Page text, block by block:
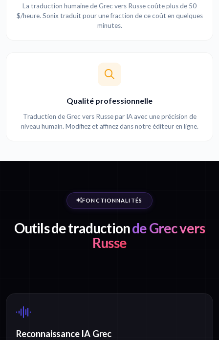
La traduction humaine de Grec vers Russe coûte plus de 50
$/heure. Sonix traduit pour une fraction de ce coût en quelques
minutes.
Qualité professionnelle
Traduction de Grec vers Russe par IA avec une précision de
niveau humain. Modifiez et affinez dans notre éditeur en ligne.
FONCTIONNALITÉS
Outils de traductionde Grec vers
Russe
Reconnaissance IA Grec